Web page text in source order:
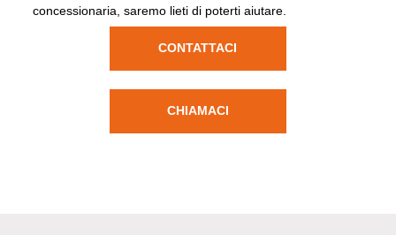
concessionaria, saremo lieti di poterti aiutare.
CONTATTACI
CHIAMACI